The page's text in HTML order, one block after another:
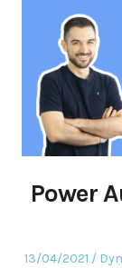
Power
Posted
13/04/2021